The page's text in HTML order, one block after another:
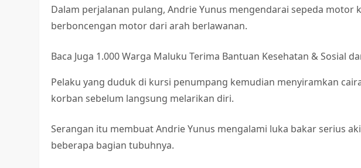
Dalam perjalanan pulang, Andrie Yunus mengendarai sepeda motor
berboncengan motor dari arah berlawanan.
Baca Juga 1.000 Warga Maluku Terima Bantuan Kesehatan & Sosial
Pelaku yang duduk di kursi penumpang kemudian menyiramkan
korban sebelum langsung melarikan diri.
Serangan itu membuat Andrie Yunus mengalami luka bakar serius
beberapa bagian tubuhnya.